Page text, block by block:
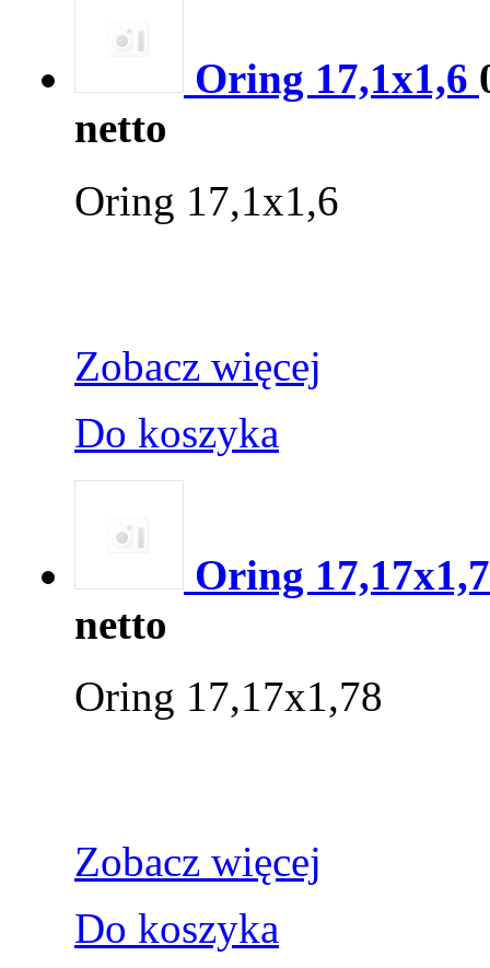
Oring 17,1x1,6
netto
Oring 17,1x1,6
Zobacz więcej
Do koszyka
Oring
netto
Oring 17,17x1,78
Zobacz więcej
Do koszyka